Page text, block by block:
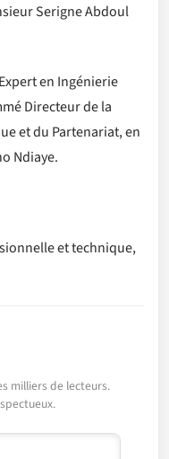
Serigne Abdoul
en Ingénierie
Directeur de la
et du Partenariat, en
Ndiaye.
et technique,
milliers de lecteurs.